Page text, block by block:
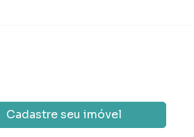
Cadastre seu imóvel